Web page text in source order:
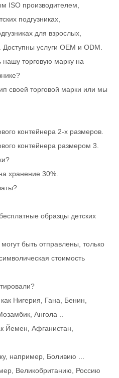
ISO производителем,
подгузниках,
для взрослых,
Доступны услуги OEM и ODM.
торговую марку на
своей торговой марки или мы
контейнера 2-х размеров.
контейнера размером 3.
хранение 30%.
образцы детских
быть отправлены, только
стоимость
Нигерия, Гана, Бенин,
Ангола ..
Йемен, Афганистан,
например, Боливию ...
Великобританию, Россию